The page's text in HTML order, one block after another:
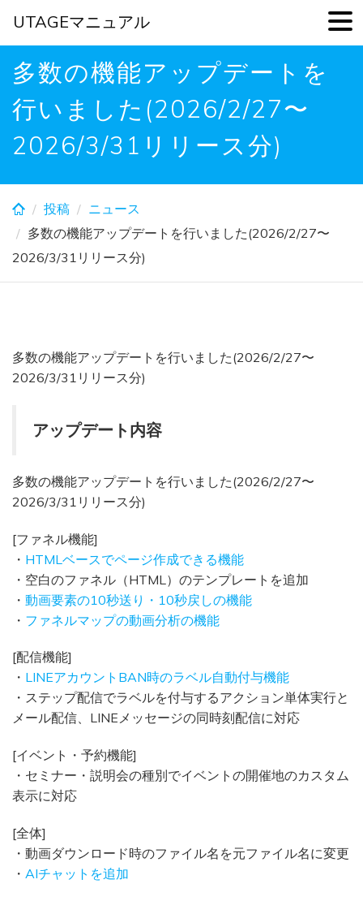
Skip
main
content
多数の機能アップデートを
行いました(2026/2/27〜
2026/3/31リリース分)
投稿
ニュース
多数の機能アップデートを行いました(2026/2/27〜
2026/3/31リリース分)
多数の機能アップデートを行いました(2026/2/27〜
2026/3/31リリース分)
アップデート内容
多数の機能アップデートを行いました(2026/2/27〜
2026/3/31リリース分)
[ファネル機能]
・ HTMLベースでページ作成できる機能
・空白のファネル（HTML）のテンプレートを追加
・ 動画要素の10秒送り・10秒戻しの機能
・ ファネルマップの動画分析の機能
[配信機能]
・ LINEアカウントBAN時のラベル自動付与機能
・ステップ配信でラベルを付与するアクション単体実行と
メール配信、LINEメッセージの同時刻配信に対応
[イベント・予約機能]
・セミナー・説明会の種別でイベントの開催地のカスタム
表示に対応
[全体]
・動画ダウンロード時のファイル名を元ファイル名に変更
・ AIチャットを追加
UTAGEマニュアル